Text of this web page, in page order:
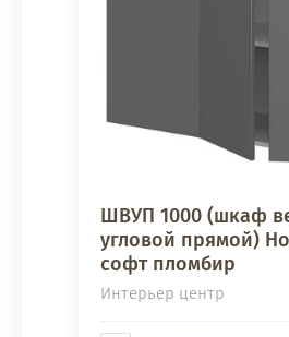
ШВУП 1000 (шкаф
угловой прямой)
софт пломбир
Интерьер центр